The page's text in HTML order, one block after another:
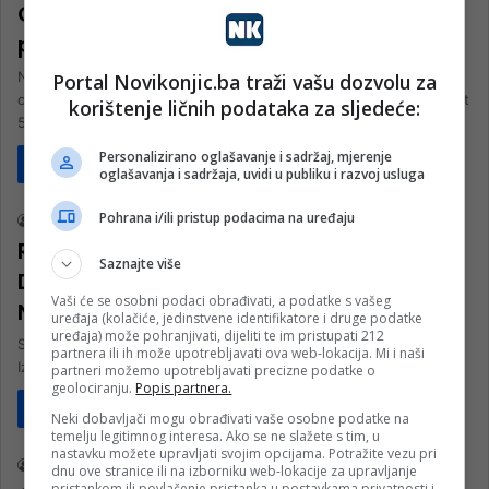
General Izet Nanić: 30. godišnjica
pogibije slavnog komandanta
Na današnji dan 1995. godine, poginuo je heroj odbrambeno-
oslobodilačkog rata u BiH 1992-1995. Izet Nanić, slavni komandant
505. Bužimske brigade…
Pročitaj više
Društvo
nk 2 4. Augusta 2025.
Rasima Nanić: Čekam dan da se u
Dženetu sretnem sa svojima Izetom i
Nevzetom
Sutra se navršava 30 godina od pogibije generala Armije RBiH
Izeta Nanića, heroja odbrane BiH i Bosanske krajine, oficira koji…
Društvo
nk 2 3. Augusta 2025.
Portal Novikonjic.ba traži vašu dozvolu za
korištenje ličnih podataka za sljedeće:
Personalizirano oglašavanje i sadržaj, mjerenje
oglašavanja i sadržaja, uvidi u publiku i razvoj usluga
Pohrana i/ili pristup podacima na uređaju
Saznajte više
Vaši će se osobni podaci obrađivati, a podatke s vašeg
uređaja (kolačiće, jedinstvene identifikatore i druge podatke
uređaja) može pohranjivati, dijeliti te im pristupati 212
partnera ili ih može upotrebljavati ova web-lokacija. Mi i naši
partneri možemo upotrebljavati precizne podatke o
geolociranju. Popis partnera.
Neki dobavljači mogu obrađivati vaše osobne podatke na
temelju legitimnog interesa. Ako se ne slažete s tim, u
nastavku možete upravljati svojim opcijama. Potražite vezu pri
dnu ove stranice ili na izborniku web-lokacije za upravljanje